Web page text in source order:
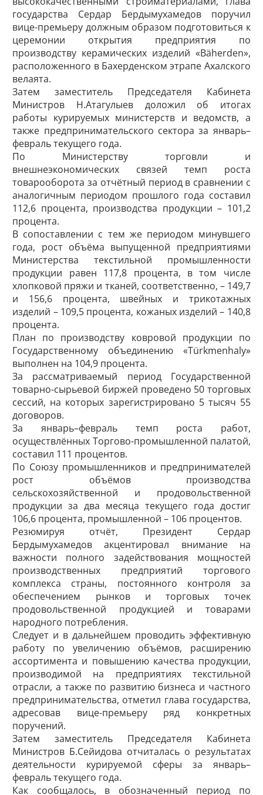
государства Сердар Бердымухамедов поручил
вице-премьеру должным образом подготовиться к
церемонии открытия предприятия по
производству керамических изделий «Bäherden»,
расположенного в Бахерденском этрапе Ахалского
велаята.
Затем заместитель Председателя Кабинета
Министров Н.Атагулыев доложил об итогах
работы курируемых министерств и ведомств, а
также предпринимательского сектора за январь–
февраль текущего года.
По Министерству торговли и
внешнеэкономических связей темп роста
товарооборота за отчётный период в сравнении с
аналогичным периодом прошлого года составил
112,6 процента, производства продукции – 101,2
процента.
В сопоставлении с тем же периодом минувшего
года, рост объёма выпущенной предприятиями
Министерства текстильной промышленности
продукции равен 117,8 процента, в том числе
хлопковой пряжи и тканей, соответственно, – 149,7
и 156,6 процента, швейных и трикотажных
изделий – 109,5 процента, кожаных изделий – 140,8
процента.
План по производству ковровой продукции по
Государственному объединению «Türkmenhaly»
выполнен на 104,9 процента.
За рассматриваемый период Государственной
товарно-сырьевой биржей проведено 50 торговых
сессий, на которых зарегистрировано 5 тысяч 55
договоров.
За январь–февраль темп роста работ,
осуществлённых Торгово-промышленной палатой,
составил 111 процентов.
По Союзу промышленников и предпринимателей
рост объёмов производства
сельскохозяйственной и продовольственной
продукции за два месяца текущего года достиг
106,6 процента, промышленной – 106 процентов.
Резюмируя отчёт, Президент Сердар
Бердымухамедов акцентировал внимание на
важности полного задействования мощностей
производственных предприятий торгового
комплекса страны, постоянного контроля за
обеспечением рынков и торговых точек
продовольственной продукцией и товарами
народного потребления.
Следует и в дальнейшем проводить эффективную
работу по увеличению объёмов, расширению
ассортимента и повышению качества продукции,
производимой на предприятиях текстильной
отрасли, а также по развитию бизнеса и частного
предпринимательства, отметил глава государства,
адресовав вице-премьеру ряд конкретных
поручений.
Затем заместитель Председателя Кабинета
Министров Б.Сейидова отчиталась о результатах
деятельности курируемой сферы за январь–
февраль текущего года.
Как сообщалось, в обозначенный период по